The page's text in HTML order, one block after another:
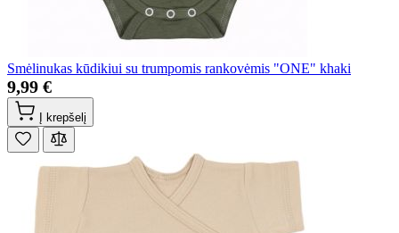
Smėlinukas kūdikiui su trumpomis rankovėmis "ONE" khaki
9,99 €
Į krepšelį